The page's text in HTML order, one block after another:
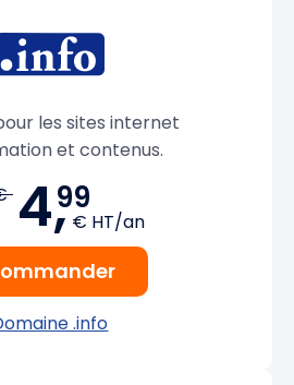
les sites internet
et contenus.
4,99
€ HT/an
.info